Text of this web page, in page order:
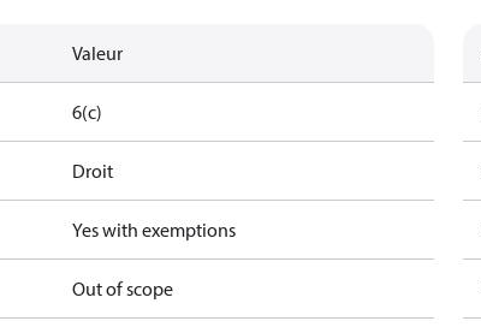
Valeur
6(c)
Droit
Yes with exemptions
Out of scope